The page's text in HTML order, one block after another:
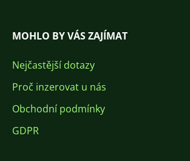
MOHLO BY VÁS ZAJÍMAT
Nejčastější dotazy
Proč inzerovat u nás
Obchodní podmínky
GDPR